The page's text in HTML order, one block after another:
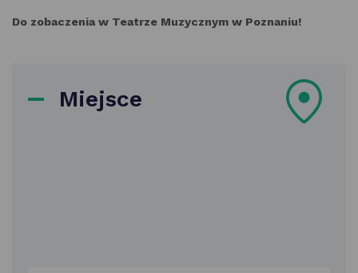
Do zobaczenia w Teatrze Muzycznym w Poznaniu!
Miejsce